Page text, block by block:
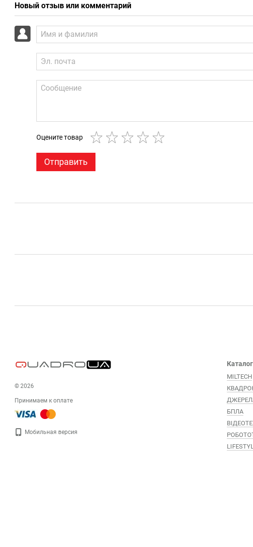
Новый отзыв или комментарий
Оцените товар
Отправить
© 2026
Принимаем к оплате
Мобильная версия
Каталог
MILTECH
БПЛА